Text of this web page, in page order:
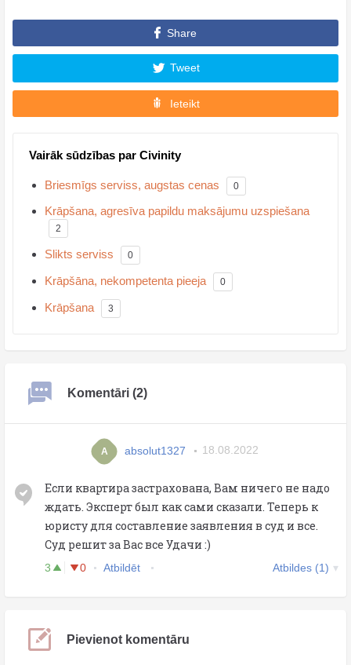
Share
Tweet
Ieteikt
Vairāk sūdzības par Civinity
Briesmīgs serviss, augstas cenas 0
Krāpšana, agresīva papildu maksājumu uzspiešana
2
Slikts serviss 0
Krāpšāna, nekompetenta pieeja 0
Krāpšana 3
Komentāri (2)
A absolut1327 18.08.2022
Если квартира застрахована, Вам ничего не надо
ждать. Эксперт был как сами сказали. Теперь к
юристу для составление заявления в суд и все.
Суд решит за Вас все Удачи :)
3 0 Atbildēt Atbildes (1)
Pievienot komentāru